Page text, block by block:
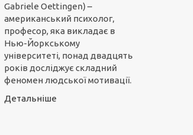
Gabriele Oettingen) –
американський психолог,
професор, яка викладає в
Нью-Йоркському
університеті, понад двадцять
років досліджує складний
феномен людської мотивації.
Детальніше